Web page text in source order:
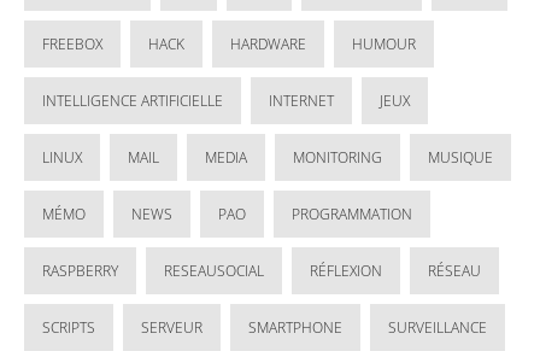
FREEBOX HACK HARDWARE HUMOUR
INTELLIGENCE ARTIFICIELLE INTERNET JEUX
LINUX MAIL MEDIA MONITORING MUSIQUE
MÉMO NEWS PAO PROGRAMMATION
RASPBERRY RESEAUSOCIAL RÉFLEXION RÉSEAU
SCRIPTS SERVEUR SMARTPHONE SURVEILLANCE